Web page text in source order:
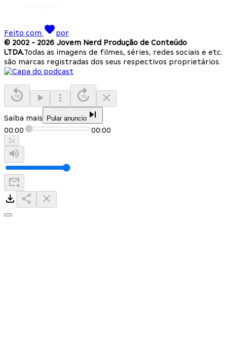
Feito com
por
© 2002 - 2026 Jovem Nerd Produção de Conteúdo
LTDA.Todas as imagens de filmes, séries, redes sociais e etc.
são marcas registradas dos seus respectivos proprietários.
Saiba mais Pular anuncio
00:00 00:00
1x